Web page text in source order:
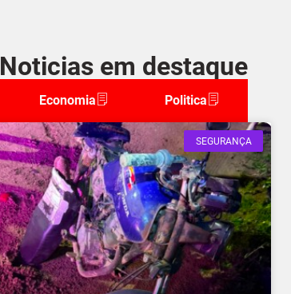
Noticias em destaque
Economia Politica
SEGURANÇA